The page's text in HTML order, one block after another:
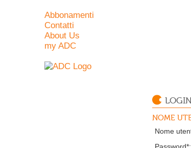
Abbonamenti
Contatti
About Us
my ADC
NOME
Nome